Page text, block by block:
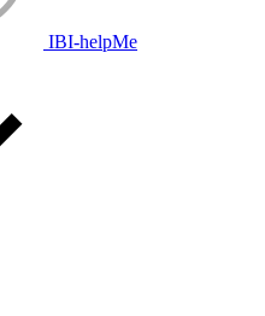
IBI-helpMe